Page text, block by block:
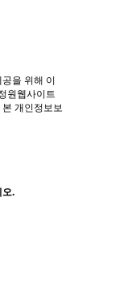
을 위해 이
원웹사이트
개인정보보
오.